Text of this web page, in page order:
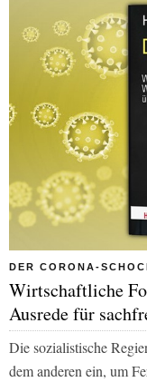
DER CORONA-
Wirtschaftliche
Ausrede für
Die sozialistische
dem anderen ein, um